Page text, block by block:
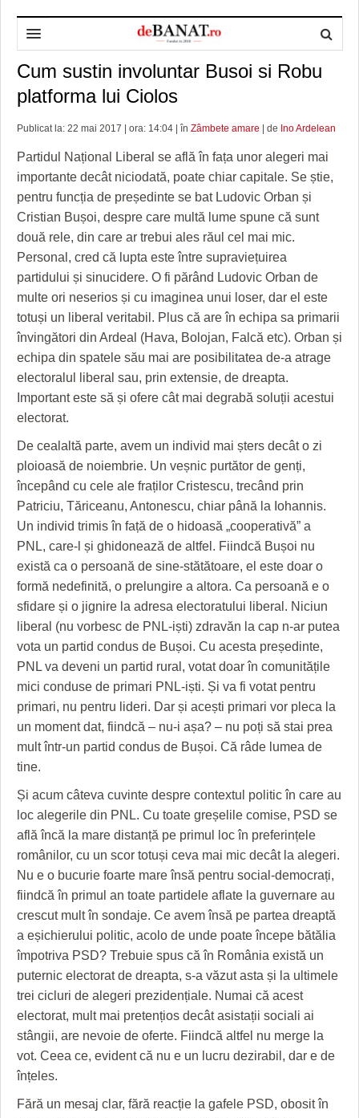
HOME
DESPRE NOI
REDACȚIA DEBANAT
POLITICA DE COOKIES
POLITICA DE CONFIDENȚIALITATE
ADMINISTRAȚIE
PRIMĂRIA TIMIŞOARA
CONSILIUL JUDEŢEAN TIMIŞ
PREFECTURA TIMIŞ
POLITICĂ
POLITICA
SPORT
POLI TIMISOARA
FOTBAL JUDETEAN
ALTE SPORTURI
OPINII
DOSARELE DEBANAT
ETICA LUCIDITĂȚII ASISTATE
JURNAL DE CAMPANIE
ZÂMBETE AMARE
GRĂDINA TAICII DOMNULUI
ZIARISTU’ DE TERASĂ
FINANŢĂRI DE LA A LA Z
PE SURSE
TIMP LIBER ȘI CULTURĂ
TIMP LIBER
ULTRAMARIN VA RECOMANDA
CULTURA
CRONICĂ DE FILM
UNDE MERGEM
CLIPURI VIDEO
JOCURI ONLINE
ECONOMIC
AFACERI
SĂNĂTATE
MAI MULTE
ACCIDENTE
ANUNŢURI
CULTURA
INVATAMANT
JUSTITIE
FILME DOCUMENTARE
CLIPURI VIDEO
JOCURI ONLINE
DIVERSE
FARMACII DIN TIMIŞOARA
HARTA TIMIŞOAREI
LICEE, ŞCOLI ŞI GRĂDINIŢE DIN TIMIŞ
PRIMĂRIILE DIN TIMIŞ
SFATUL MEDICULUI
SFATURI JURIDICE
Cum sustin involuntar Busoi si Robu
platforma lui Ciolos
Publicat la: 22 mai 2017 | ora: 14:04 | în Zâmbete amare | de Ino Ardelean
Partidul Național Liberal se află în fața unor alegeri mai
importante decât niciodată, poate chiar capitale. Se știe,
pentru funcția de președinte se bat Ludovic Orban și
Cristian Bușoi, despre care multă lume spune că sunt
două rele, din care ar trebui ales răul cel mai mic.
Personal, cred că lupta este între supraviețuirea
partidului și sinucidere. O fi părând Ludovic Orban de
multe ori neserios și cu imaginea unui loser, dar el este
totuși un liberal veritabil. Plus că are în echipa sa primarii
învingători din Ardeal (Hava, Bolojan, Falcă etc). Orban și
echipa din spatele său mai are posibilitatea de-a atrage
electoralul liberal sau, prin extensie, de dreapta.
Important este să și ofere cât mai degrabă soluții acestui
electorat.
De cealaltă parte, avem un individ mai șters decât o zi
ploioasă de noiembrie. Un veșnic purtător de genți,
începând cu cele ale fraților Cristescu, trecând prin
Patriciu, Tăriceanu, Antonescu, chiar până la Iohannis.
Un individ trimis în față de o hidoasă „cooperativă” a
PNL, care-l și ghidonează de altfel. Fiindcă Bușoi nu
există ca o persoană de sine-stătătoare, el este doar o
formă nedefinită, o prelungire a altora. Ca persoană e o
sfidare și o jignire la adresa electoratului liberal. Niciun
liberal (nu vorbesc de PNL-iști) zdravăn la cap n-ar putea
vota un partid condus de Bușoi. Cu acesta președinte,
PNL va deveni un partid rural, votat doar în comunitățile
mici conduse de primari PNL-iști. Și va fi votat pentru
primari, nu pentru lideri. Dar și acești primari vor pleca la
un moment dat, fiindcă – nu-i așa? – nu poți să stai prea
mult într-un partid condus de Bușoi. Că râde lumea de
tine.
Și acum câteva cuvinte despre contextul politic în care au
loc alegerile din PNL. Cu toate greșelile comise, PSD se
află încă la mare distanță pe primul loc în preferințele
românilor, cu un scor totuși ceva mai mic decât la alegeri.
Nu e o bucurie foarte mare însă pentru social-democrați,
fiindcă în primul an toate partidele aflate la guvernare au
crescut mult în sondaje. Ce avem însă pe partea dreaptă
a eșichierului politic, acolo de unde poate începe bătălia
împotriva PSD? Trebuie spus că în România există un
puternic electorat de dreapta, s-a văzut asta și la ultimele
trei cicluri de alegeri prezidențiale. Numai că acest
electorat, mult mai pretențios decât asistații sociali ai
stângii, are nevoie de oferte. Fiindcă altfel nu merge la
vot. Ceea ce, evident că nu e un lucru dezirabil, dar e de
înțeles.
Fără un mesaj clar, fără reacție la gafele PSD, obosit în